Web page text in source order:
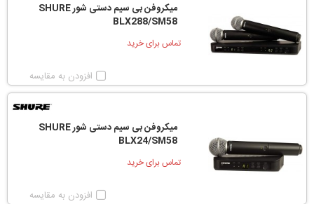
میکروفن بی سیم دستی شور SHURE
BLX288/SM58
تماس برای خرید
افزودن به مقایسه
میکروفن بی سیم دستی شور SHURE
BLX24/SM58
تماس برای خرید
افزودن به مقایسه